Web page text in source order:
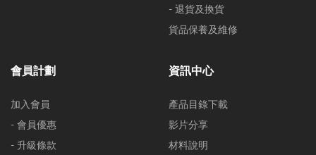
- 退貨及換貨
貨品保養及維修
會員計劃
加入會員
- 會員優惠
- 升級條款
資訊中心
產品目錄下載
影片分享
材料說明